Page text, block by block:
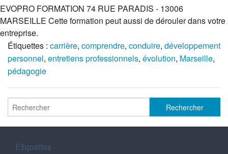
EVOPRO FORMATION 74 RUE PARADIS - 13006
MARSEILLE Cette formation peut aussi de dérouler dans votre
entreprise.
Étiquettes : carrière, comprendre, conduire, développement
personnel, entretiens professionnels, évolution, Marseille,
pédagogie
Étiquettes